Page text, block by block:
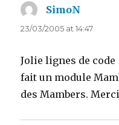
SimoN
23/03/2005 at 14:47
Jolie lignes de code
fait un module
des Mambers.